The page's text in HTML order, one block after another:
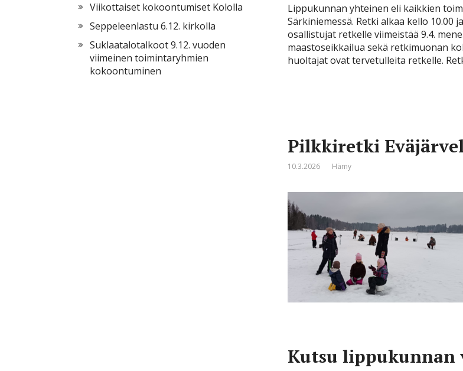
Lippukunnan yhteinen eli kaikkien
Särkiniemessä. Retki alkaa kello 10.00
osallistujat retkelle viimeistää 9.4.
maastoseikkailua sekä retkimuonan
huoltajat ovat tervetulleita retkelle.
Pilkkiretki
10.3.2026 Hämy
Kutsu lippukunnan
Viikottaiset kokoontumiset Kololla
Seppeleenlastu 6.12. kirkolla
Suklaatalotalkoot 9.12. vuoden
viimeinen toimintaryhmien
kokoontuminen